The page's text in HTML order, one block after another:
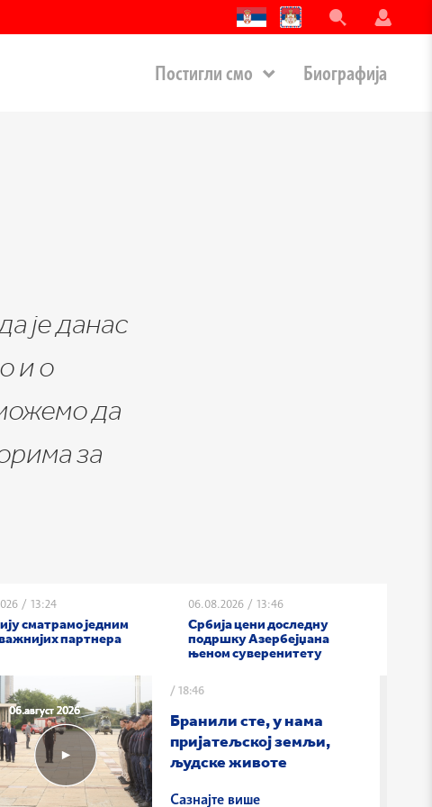
Постигли смо Биографија
је данас
и о
да
за
/ 13:24
сматрамо једним
партнера
06.08.2026 / 13:46
Србија цени доследну
подршку Азербејџана
њеном суверенитету
06.август 2026
/ 18:46
Бранили сте, у нама
пријатељској земљи,
људске животе
Сазнајте више
06.август 2026
06.август 2026